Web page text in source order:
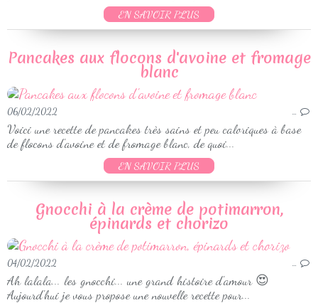
EN SAVOIR PLUS
Pancakes aux flocons d'avoine et fromage
blanc
06/02/2022 …
Voici une recette de pancakes très sains et peu caloriques à base
de flocons d'avoine et de fromage blanc, de quoi...
EN SAVOIR PLUS
Gnocchi à la crème de potimarron,
épinards et chorizo
04/02/2022 …
Ah lalala... les gnocchi... une grand histoire d'amour 😍
Aujourd'hui je vous propose une nouvelle recette pour...